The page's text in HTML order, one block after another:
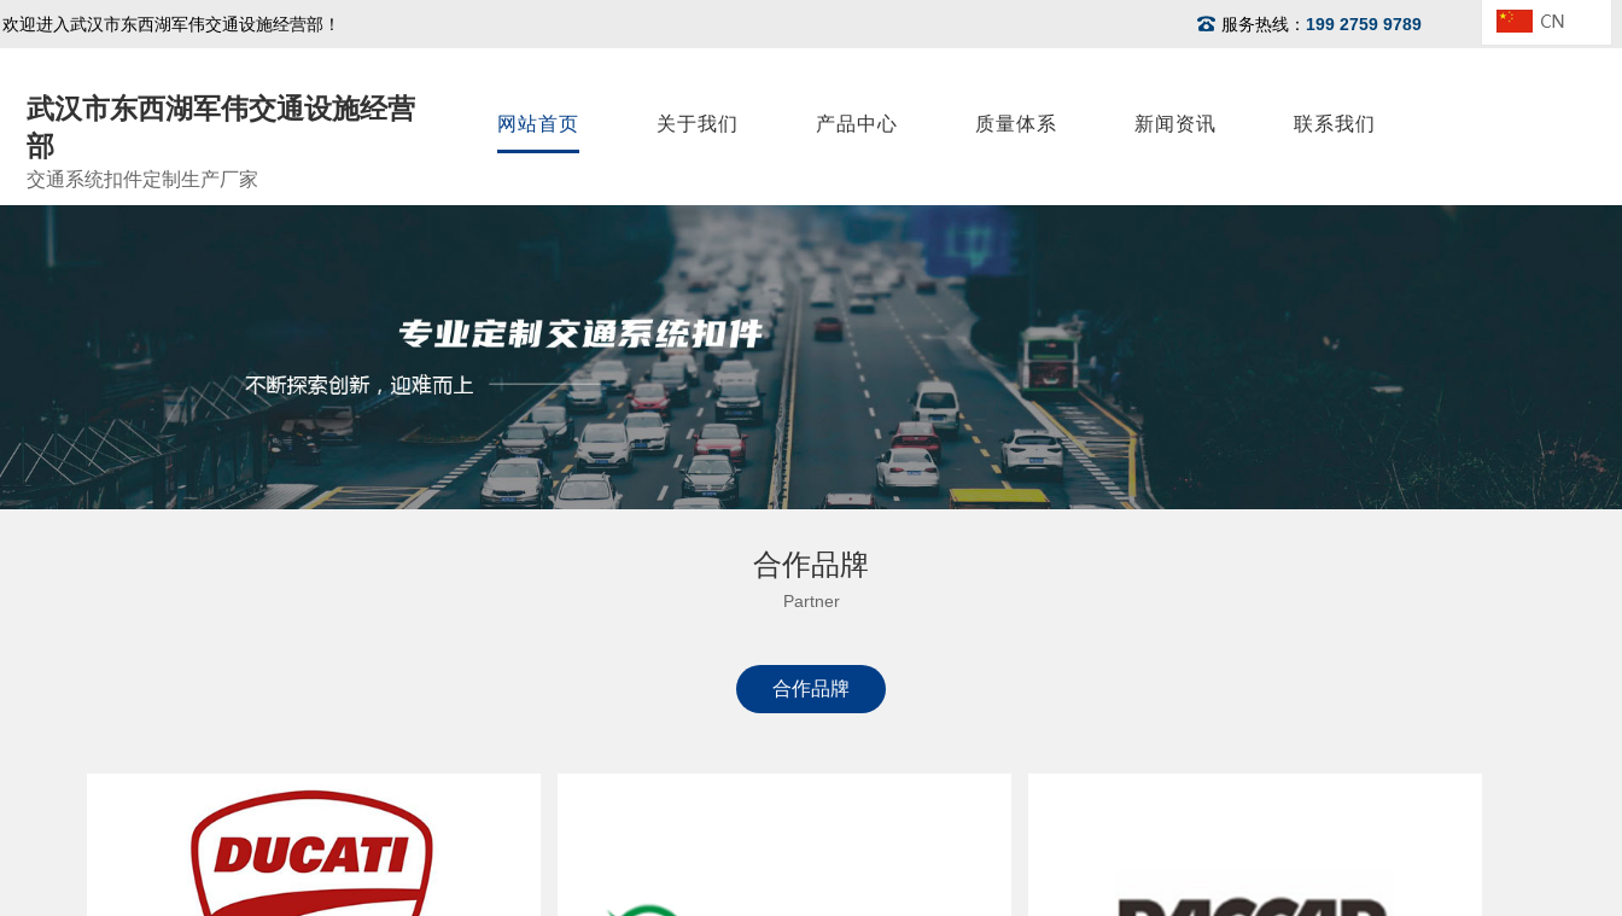
欢迎进入武汉市东西湖军伟交通设施经营部！ 服务热线： 199 2759 9789
武汉市东西湖军伟交通设施经营
部
交通系统扣件定制生产厂家
网站首页 关于我们 产品中心 质量体系 新闻资讯 联系我们
合作品牌
Partner
合作品牌